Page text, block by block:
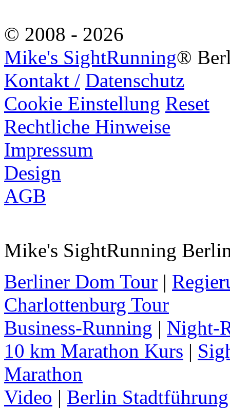
© 2008 - 2026
Mike's SightRunning®
Kontakt / Datenschutz
Cookie Einstellung Reset
Rechtliche Hinweise
Impressum
Design
AGB
Mike's SightRunning
Berliner Dom Tour |
Charlottenburg Tour
Business-Running | Night-
10 km Marathon Kurs |
Marathon
Video | Berlin